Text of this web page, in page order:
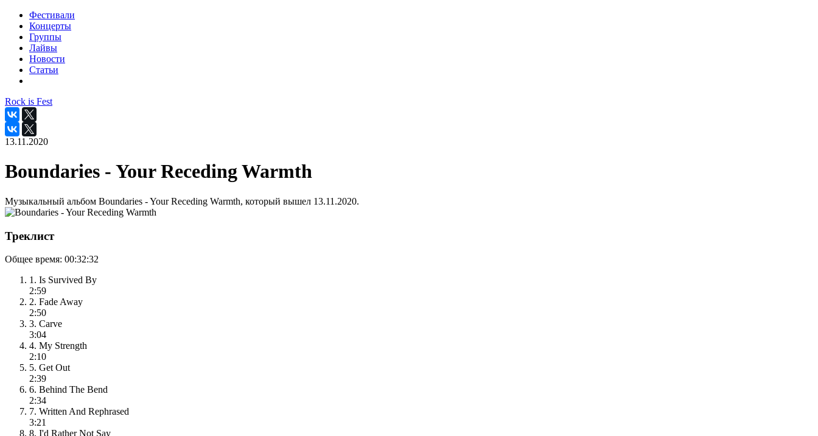
Фестивали
Концерты
Группы
Лайвы
Новости
Статьи
Rock is Fest
13.11.2020
Boundaries - Your Receding Warmth
Музыкальный альбом Boundaries - Your Receding Warmth, который вышел 13.11.2020.
Треклист
Общее время: 00:32:32
1. Is Survived By
2:59
2. Fade Away
2:50
3. Carve
3:04
4. My Strength
2:10
5. Get Out
2:39
6. Behind The Bend
2:34
7. Written And Rephrased
3:21
8. I'd Rather Not Say